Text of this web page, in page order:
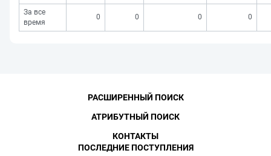
За все
время
0 0 0 0
РАСШИРЕННЫЙ ПОИСК
АТРИБУТНЫЙ ПОИСК
КОНТАКТЫ
ПОСЛЕДНИЕ ПОСТУПЛЕНИЯ